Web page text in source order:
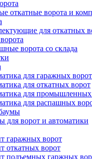
откатные ворота и
для откатных
ворота со склада
для гаражных ворот
для откатных ворот
для промышленных
для распашных
для ворот и автоматики
гаражных ворот
откатных ворот
подъемных гаржных